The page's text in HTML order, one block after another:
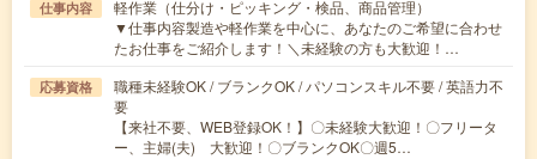
仕事内容
軽作業（仕分け・ピッキング・検品、商品管理）
▼仕事内容製造や軽作業を中心に、あなたのご希望に合わせ
たお仕事をご紹介します！＼未経験の方も大歓迎！…
応募資格
職種未経験OK / ブランクOK / パソコンスキル不要 / 英語力不
要
【来社不要、WEB登録OK！】〇未経験大歓迎！〇フリータ
ー、主婦(夫) 大歓迎！〇ブランクOK〇週5…